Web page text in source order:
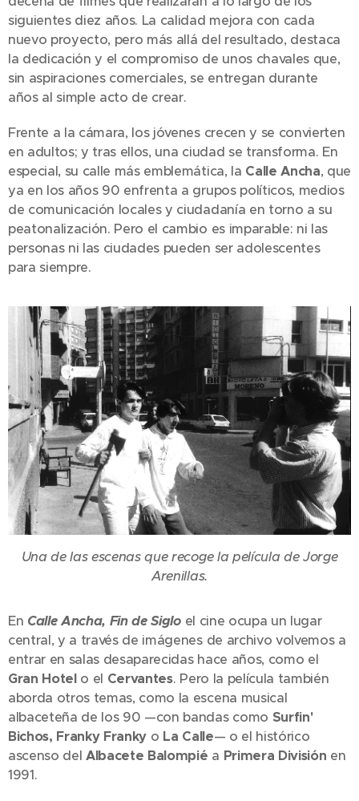
siguientes diez años. La calidad mejora con cada
nuevo proyecto, pero más allá del resultado, destaca
la dedicación y el compromiso de unos chavales que,
sin aspiraciones comerciales, se entregan durante
años al simple acto de crear.
Frente a la cámara, los jóvenes crecen y se convierten
en adultos; y tras ellos, una ciudad se transforma. En
especial, su calle más emblemática, la Calle Ancha, que
ya en los años 90 enfrenta a grupos políticos, medios
de comunicación locales y ciudadanía en torno a su
peatonalización. Pero el cambio es imparable: ni las
personas ni las ciudades pueden ser adolescentes
para siempre.
Una de las escenas que recoge la película de Jorge
Arenillas.
En Calle Ancha, Fin de Sigloel cine ocupa un lugar
central, y a través de imágenes de archivo volvemos a
entrar en salas desaparecidas hace años, como el
Gran Hotelo el Cervantes. Pero la película también
aborda otros temas, como la escena musical
albaceteña de los 90 —con bandas como Surfin'
Bichos, Franky Franky o La Calle— o el histórico
ascenso delAlbacete Balompié a Primera División en
1991.